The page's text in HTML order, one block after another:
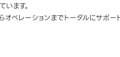
ます。
ペレーションまでトータルにサポート